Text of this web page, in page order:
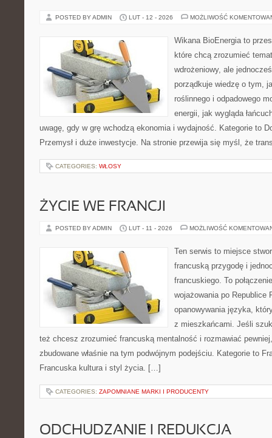
POSTED BY ADMIN LUT - 12 - 2026 MOŻLIWOŚĆ
Wikana BioEnergia to
które chcą zrozumieć
wdrożeniowy, ale
porządkuje wiedzę o tym,
roślinnego i odpadowego
energii, jak wygląda
uwagę, gdy w grę wchodzą ekonomia i wydajność. Kategorie to
Przemysł i duże inwestycje. Na stronie przewija się myśl, że
CATEGORIES: WŁOSY
ŻYCIE WE FRANCJI
POSTED BY ADMIN LUT - 11 - 2026 MOŻLIWOŚĆ
Ten serwis to miejsce
francuską przygodę i
francuskiego. To
wojażowania po Republice
opanowywania języka,
z mieszkańcami. Jeśli
też chcesz zrozumieć francuską mentalność i rozmawiać
zbudowane właśnie na tym podwójnym podejściu. Kategorie to
Francuska kultura i styl życia. […]
CATEGORIES: ZAPOMNIANE MARKI I PRODUCENTY
ODCHUDZANIE I REDUKCJA